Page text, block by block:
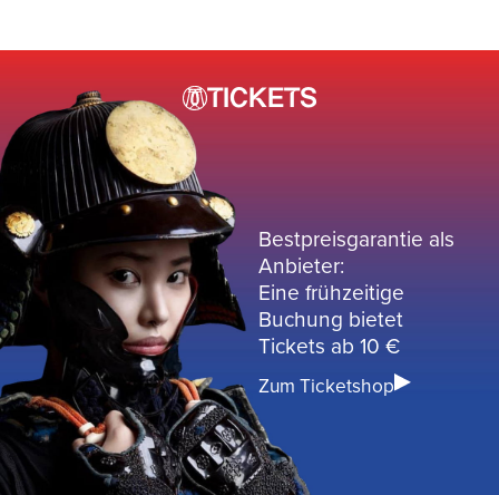
TICKETS
Bestpreisgarantie als
Anbieter:
Eine frühzeitige
Buchung bietet
Tickets ab 10 €
Zum Ticketshop